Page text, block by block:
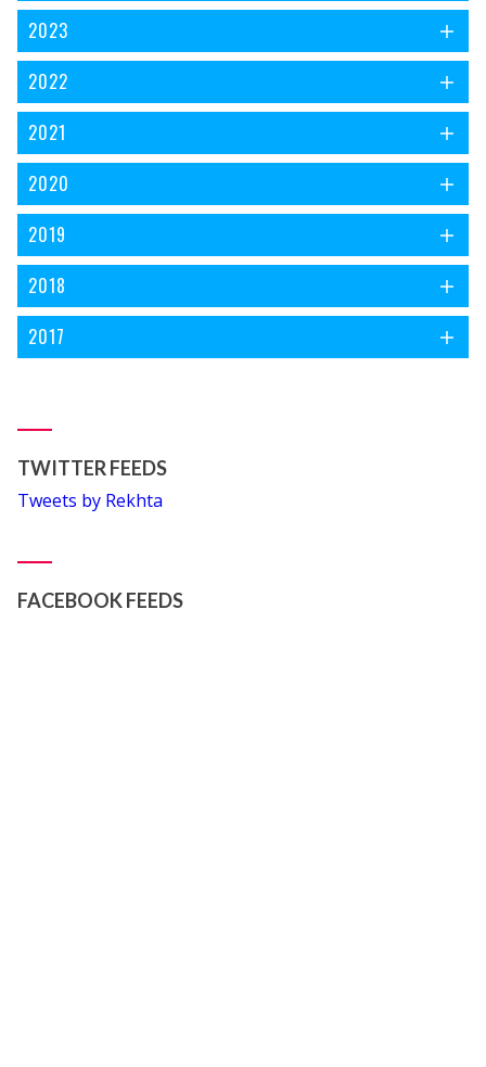
2023
2022
2021
2020
2019
2018
2017
TWITTER FEEDS
Tweets by Rekhta
FACEBOOK FEEDS